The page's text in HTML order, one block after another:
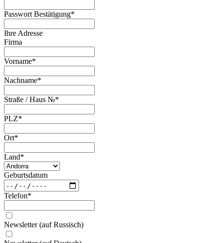
Passwort Bestätigung*
Ihre Adresse
Firma
Vorname*
Nachname*
Straße / Haus №*
PLZ*
Ort*
Land*
Geburtsdatum
Telefon*
Newsletter (auf Russisch)